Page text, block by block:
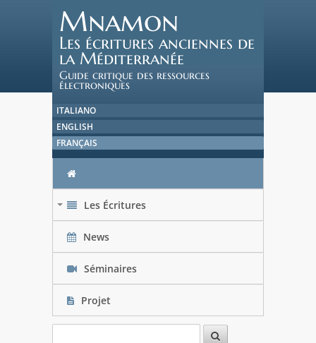
Mnamon
Les écritures anciennes de
la Méditerranée
Guide critique des ressources
électroniques
ITALIANO
ENGLISH
FRANÇAIS
Les Écritures
News
Séminaires
Projet